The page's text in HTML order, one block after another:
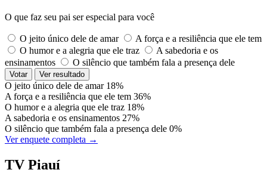
O que faz seu pai ser especial para você
O jeito único dele de amar
A força e a resiliência que ele tem
O humor e a alegria que ele traz
A sabedoria e os
ensinamentos
O silêncio que também fala a presença dele
Votar Ver resultado
O jeito único dele de amar 18%
A força e a resiliência que ele tem 36%
O humor e a alegria que ele traz 18%
A sabedoria e os ensinamentos 27%
O silêncio que também fala a presença dele 0%
Ver enquete completa →
TV Piauí